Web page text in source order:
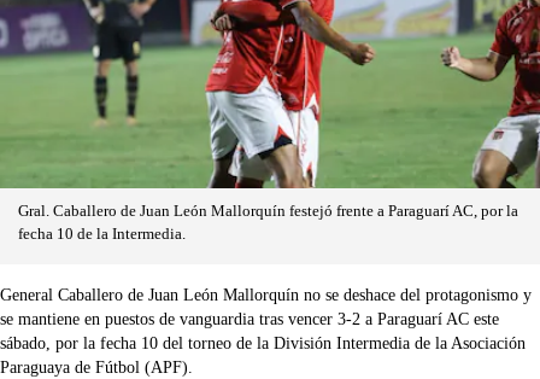
Gral. Caballero de Juan León Mallorquín festejó frente a Paraguarí AC, por la
fecha 10 de la Intermedia.
General Caballero de Juan León Mallorquín no se deshace del protagonismo y
se mantiene en puestos de vanguardia tras vencer 3-2 a Paraguarí AC este
sábado, por la fecha 10 del torneo de la División Intermedia de la Asociación
Paraguaya de Fútbol (APF).